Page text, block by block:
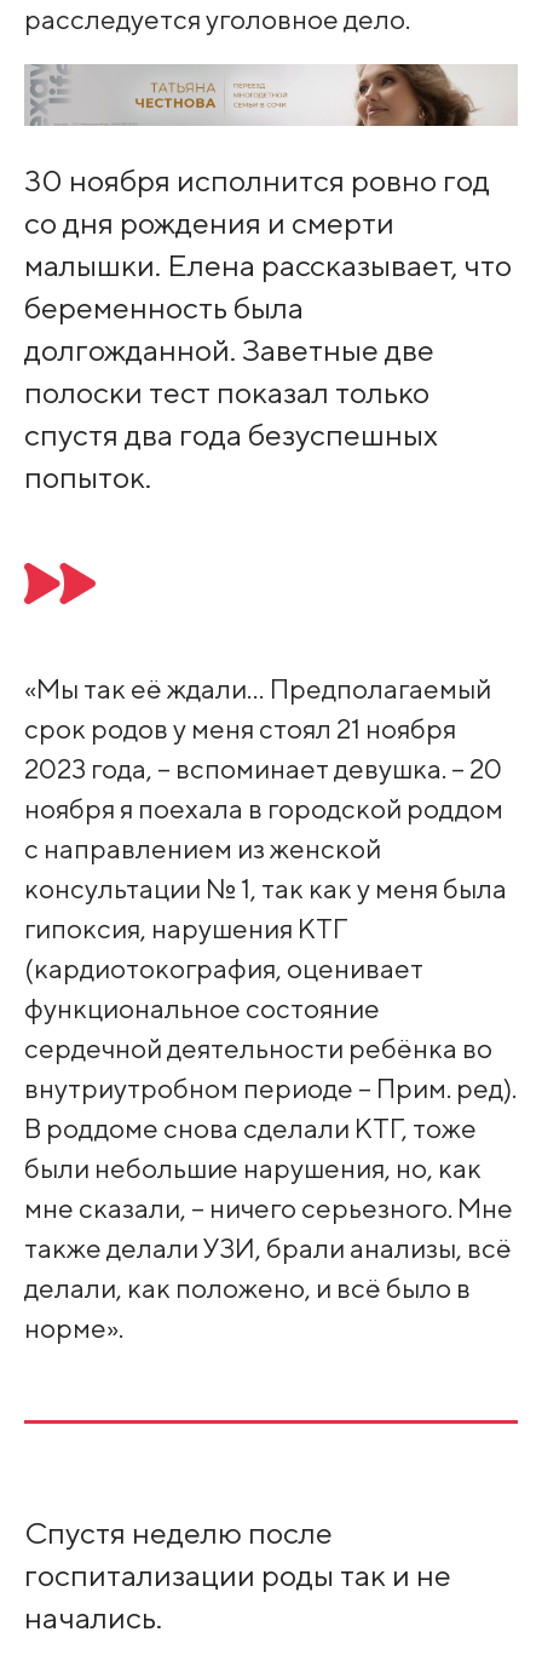
расследуется уголовное дело.
30 ноября исполнится ровно год
со дня рождения и смерти
малышки. Елена рассказывает, что
беременность была
долгожданной. Заветные две
полоски тест показал только
спустя два года безуспешных
попыток.
«Мы так её ждали… Предполагаемый
срок родов у меня стоял 21 ноября
2023 года, – вспоминает девушка. – 20
ноября я поехала в городской роддом
с направлением из женской
консультации № 1, так как у меня была
гипоксия, нарушения КТГ
(кардиотокография, оценивает
функциональное состояние
сердечной деятельности ребёнка во
внутриутробном периоде – Прим. ред).
В роддоме снова сделали КТГ, тоже
были небольшие нарушения, но, как
мне сказали, – ничего серьезного. Мне
также делали УЗИ, брали анализы, всё
делали, как положено, и всё было в
норме».
Спустя неделю после
госпитализации роды так и не
начались.